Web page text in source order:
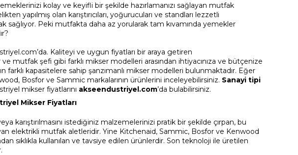
kolay ve keyifli bir şekilde hazırlamanızı sağlayan mutfak
yapılmış olan karıştırıcıları, yoğurucuları ve standları lezzetli
sağlıyor. Peki mutfakta daha az yorularak tam kıvamında yemekler
Kaliteyi ve uygun fiyatları bir araya getiren
mutfak şefi gibi farklı mikser modelleri arasından ihtiyacınıza ve bütçenize
farklı kapasitelere sahip şanzımanlı mikser modelleri bulunmaktadır. Eğer
Bosfor ve Sammic markalarının ürünlerini inceleyebilirsiniz. Sanayi tipi
mikser fiyatlarını akseendustriyel.com’da bulabilirsiniz.
Mikser Fiyatları
karıştırılmasını istediğiniz malzemelerinizi pratik bir şekilde çırpan, bu
elektrikli mutfak aletleridir. Yine Kitchenaid, Sammic, Bosfor ve Kenwood
sıklıkla kullanılan ve tavsiye edilen ürünlerdir. Son teknoloji ile üretilen